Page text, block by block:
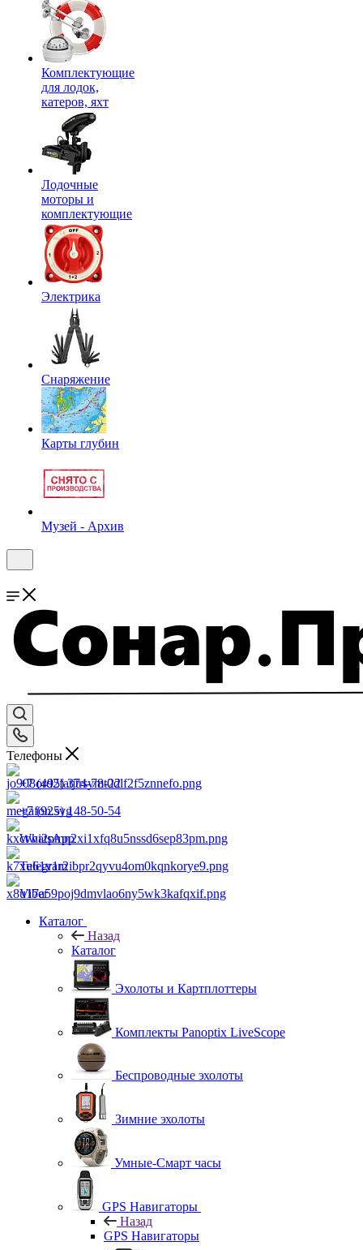
Комплектующие
для лодок,
катеров, яхт
Лодочные
моторы и
комплектующие
Электрика
Снаряжение
Карты глубин
Музей - Архив
Телефоны
+7 (495) 374-78-22
+7 (925) 148-50-54
WhatsApp
Telegram
Viber
Каталог
Назад
Каталог
Эхолоты и Картплоттеры
Комплекты Panoptix LiveScope
Беспроводные эхолоты
Зимние эхолоты
Умные-Смарт часы
GPS Навигаторы
Назад
GPS Навигаторы